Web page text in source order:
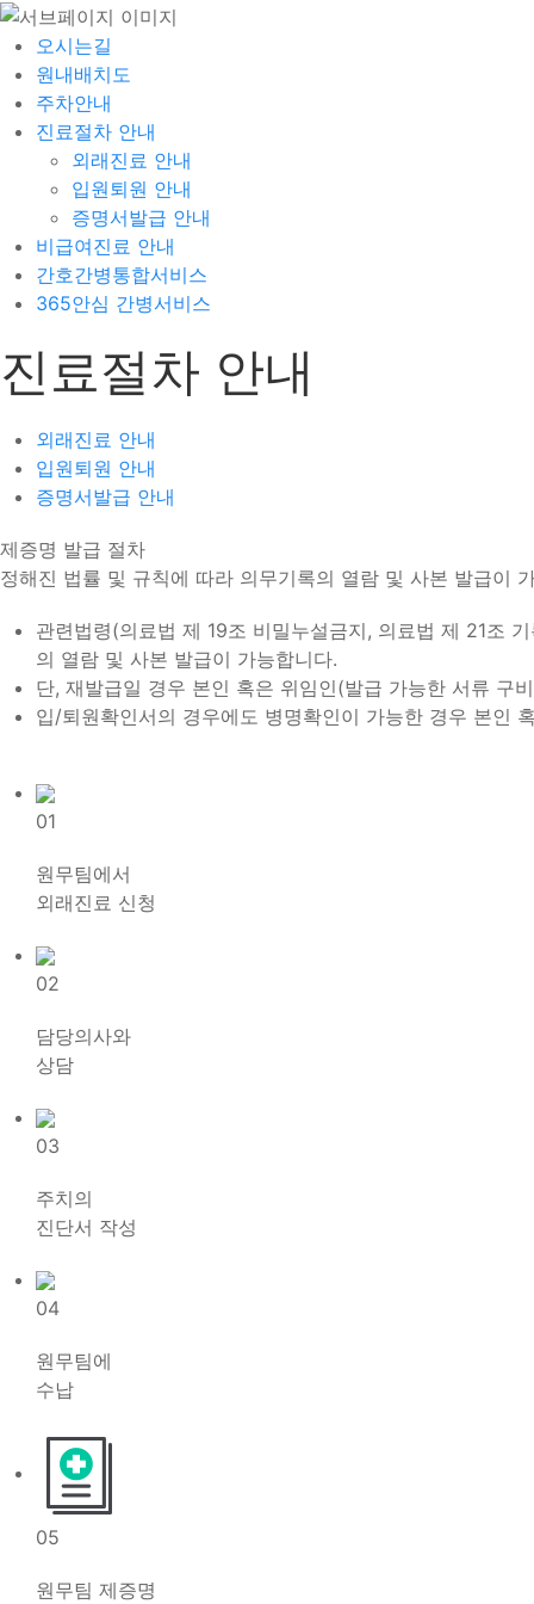
오시는길
원내배치도
주차안내
진료절차 안내
외래진료 안내
입원퇴원 안내
증명서발급 안내
비급여진료 안내
간호간병통합서비스
365안심 간병서비스
진료절차 안내
외래진료 안내
입원퇴원 안내
증명서발급 안내
제증명 발급 절차
정해진 법률 및 규칙에 따라 의무기록의 열람 및 사본 발급이
관련법령(의료법 제 19조 비밀누설금지, 의료법 제 21조
의 열람 및 사본 발급이 가능합니다.
단, 재발급일 경우 본인 혹은 위임인(발급 가능한 서류 구
입/퇴원확인서의 경우에도 병명확인이 가능한 경우 본인
01
원무팀에서
외래진료 신청
02
담당의사와
상담
03
주치의
진단서 작성
04
원무팀에
수납
05
원무팀 제증명